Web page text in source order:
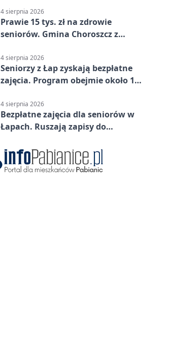
4 sierpnia 2026
Prawie 15 tys. zł na zdrowie
seniorów. Gmina Choroszcz z
4 sierpnia 2026
Seniorzy z Łap zyskają bezpłatne
zajęcia. Program obejmie około 120
4 sierpnia 2026
Bezpłatne zajęcia dla seniorów w
Łapach. Ruszają zapisy do